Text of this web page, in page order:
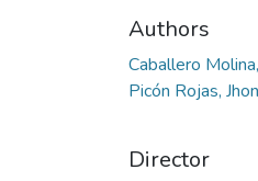
Authors
Caballero
Picón Rojas,
Director